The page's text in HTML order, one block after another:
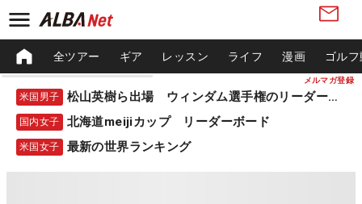
メルマガ登録
全ツアー ギア レッスン ライフ 漫画 ゴル
米国男子 松山英樹ら出場 ウィンダム選手権のリーダーボード
国内女子 北海道meijiカップ リーダーボード
米国女子 最新の世界ランキング